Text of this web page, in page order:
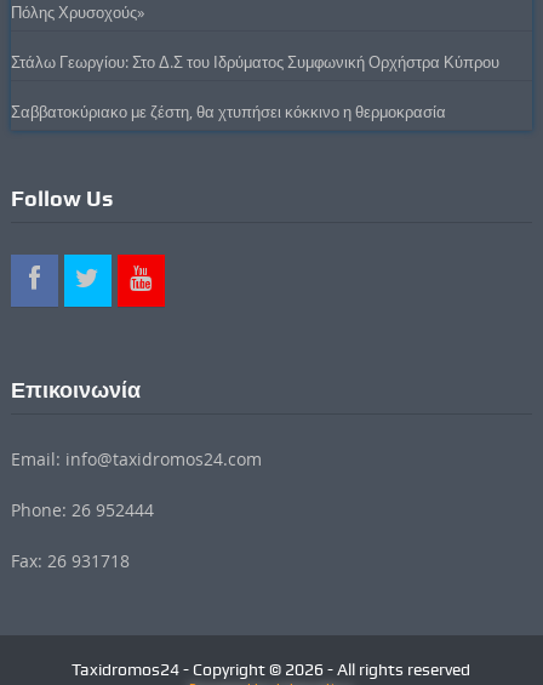
Πόλης Χρυσοχούς»
Στάλω Γεωργίου: Στο Δ.Σ του Ιδρύματος Συμφωνική Ορχήστρα Κύπρου
Σαββατοκύριακο με ζέστη, θα χτυπήσει κόκκινο η θερμοκρασία
Follow Us
Επικοινωνία
Email: info@taxidromos24.com
Phone: 26 952444
Fax: 26 931718
Taxidromos24 - Copyright © 2026 - All rights reserved